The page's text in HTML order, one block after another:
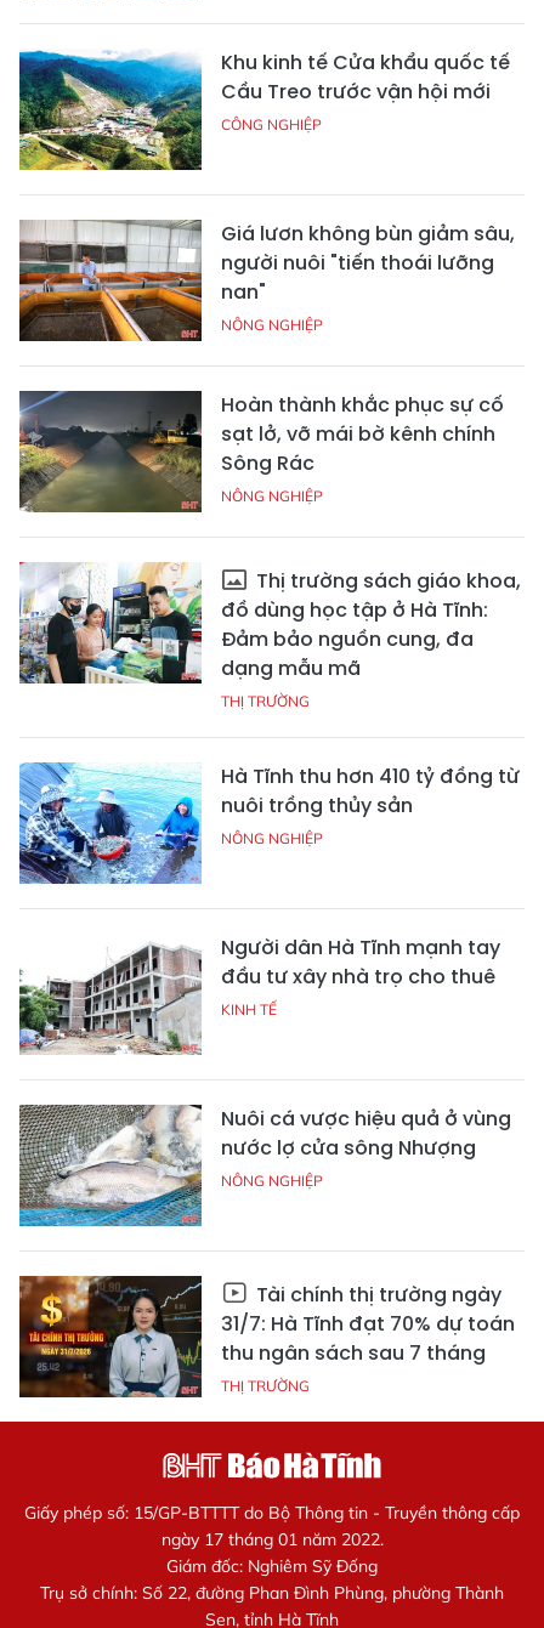
Khu kinh tế Cửa khẩu quốc tế
Cầu Treo trước vận hội mới
CÔNG NGHIỆP
Giá lươn không bùn giảm sâu,
người nuôi "tiến thoái lưỡng
nan"
NÔNG NGHIỆP
Hoàn thành khắc phục sự cố
sạt lở, vỡ mái bờ kênh chính
Sông Rác
NÔNG NGHIỆP
Thị trường sách giáo khoa,
đồ dùng học tập ở Hà Tĩnh:
Đảm bảo nguồn cung, đa
dạng mẫu mã
THỊ TRƯỜNG
Hà Tĩnh thu hơn 410 tỷ đồng từ
nuôi trồng thủy sản
NÔNG NGHIỆP
Người dân Hà Tĩnh mạnh tay
đầu tư xây nhà trọ cho thuê
KINH TẾ
Nuôi cá vược hiệu quả ở vùng
nước lợ cửa sông Nhượng
NÔNG NGHIỆP
Tài chính thị trường ngày
31/7: Hà Tĩnh đạt 70% dự toán
thu ngân sách sau 7 tháng
THỊ TRƯỜNG
Giấy phép số: 15/GP-BTTTT do Bộ Thông tin - Truyền thông cấp
ngày 17 tháng 01 năm 2022.
Giám đốc: Nghiêm Sỹ Đống
Trụ sở chính: Số 22, đường Phan Đình Phùng, phường Thành
Sen, tỉnh Hà Tĩnh